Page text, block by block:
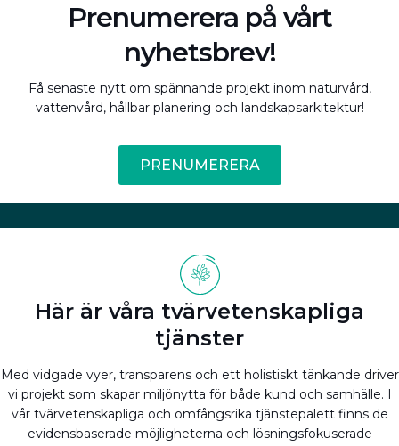
Prenumerera på vårt
nyhetsbrev!
Få senaste nytt om spännande projekt inom naturvård,
vattenvård, hållbar planering och landskapsarkitektur!
PRENUMERERA
Här är våra tvärvetenskapliga
tjänster
Med vidgade vyer, transparens och ett holistiskt tänkande driver
vi projekt som skapar miljönytta för både kund och samhälle. I
vår tvärvetenskapliga och omfångsrika tjänstepalett finns de
evidensbaserade möjligheterna och lösningsfokuserade